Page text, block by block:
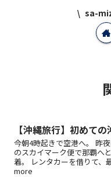
sa-
【沖縄旅行】初めて
今朝4時起きで空港へ。 昨
のスカイマーク便で那覇へ
着。 レンタカーを借りて、
more